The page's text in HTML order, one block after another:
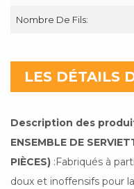
Nombre De Fils:
LES DÉTAILS
Description des
ENSEMBLE DE
PIÈCES) :Fabriqués à
doux et inoffensifs pour